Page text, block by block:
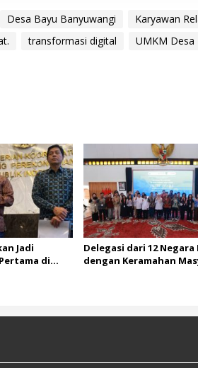
Desa Bayu Banyuwangi
Karyawan
transformasi digital
UMKM Desa
Jadi
di
Delegasi dari 12 Negara
dengan Keramahan